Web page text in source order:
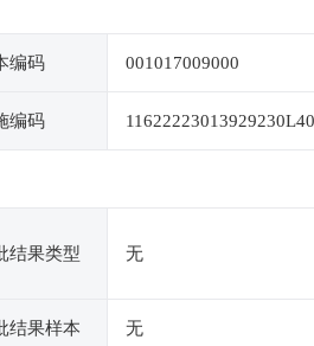
编码 001017009000
编码
结果类型 无
结果样本 无